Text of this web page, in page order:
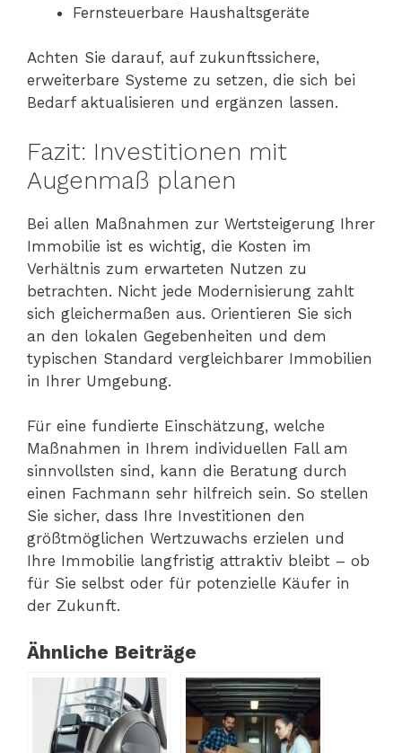
Fernsteuerbare Haushaltsgeräte
Achten Sie darauf, auf zukunftssichere,
erweiterbare Systeme zu setzen, die sich bei
Bedarf aktualisieren und ergänzen lassen.
Fazit: Investitionen mit
Augenmaß planen
Bei allen Maßnahmen zur Wertsteigerung Ihrer
Immobilie ist es wichtig, die Kosten im
Verhältnis zum erwarteten Nutzen zu
betrachten. Nicht jede Modernisierung zahlt
sich gleichermaßen aus. Orientieren Sie sich
an den lokalen Gegebenheiten und dem
typischen Standard vergleichbarer Immobilien
in Ihrer Umgebung.
Für eine fundierte Einschätzung, welche
Maßnahmen in Ihrem individuellen Fall am
sinnvollsten sind, kann die Beratung durch
einen Fachmann sehr hilfreich sein. So stellen
Sie sicher, dass Ihre Investitionen den
größtmöglichen Wertzuwachs erzielen und
Ihre Immobilie langfristig attraktiv bleibt – ob
für Sie selbst oder für potenzielle Käufer in
der Zukunft.
Ähnliche Beiträge